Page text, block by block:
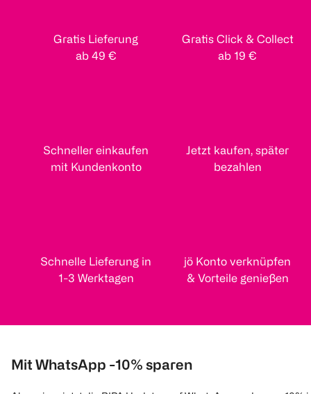
Gratis Lieferung
ab 49 €
Gratis Click & Collect
ab 19 €
Schneller einkaufen
mit Kundenkonto
Jetzt kaufen, später
bezahlen
Schnelle Lieferung in
1-3 Werktagen
jö Konto verknüpfen
& Vorteile genießen
Mit WhatsApp -10% sparen